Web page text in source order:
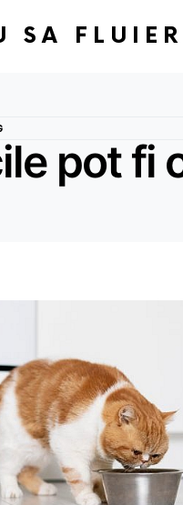
SA FLUIER
pot fi